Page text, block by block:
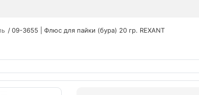
09-3655 | Флюс для пайки (бура) 20 гр. REXANT